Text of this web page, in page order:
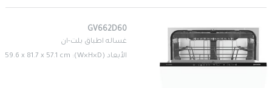
GV662D60
غساله اطباق بلت-ان
الأبعاد (W×H×D): 59.6 x 81.7 x 57.1 cm